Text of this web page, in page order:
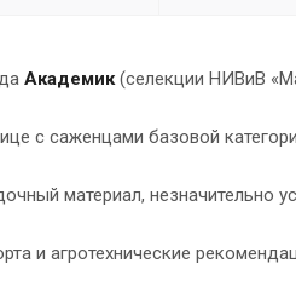
Академик(селекции НИВиВ
с саженцами базовой
материал, незначительно
и агротехнические